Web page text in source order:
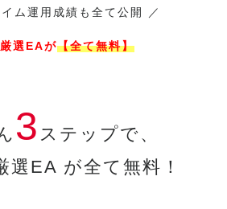
ム運用成績も全て公開 ／
選EAが【全て無料】
3 ステップで、
選EA が全て無料！